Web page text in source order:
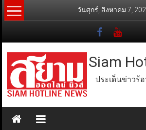
Skip
to
วันศุกร์, สิงหาคม 7,
Siam
ประเด็นข่าวร้